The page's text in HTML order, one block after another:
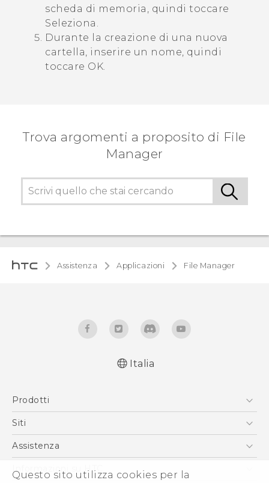
Questo sito utilizza cookies per la
scheda di memoria, quindi toccare
Seleziona
Durante la creazione di una nuova
cartella, inserire un nome, quindi
toccare OK
Trova argomenti a proposito di File
Manager
Assistenza Applicazioni File Manager
Italia
Prodotti
Smartphone
Vive
Accessori
Siti
HTC VIVE
Assistenza
Informazioni su HTC